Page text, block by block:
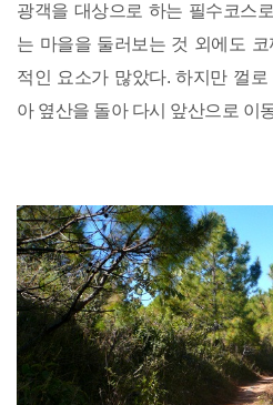
광객을 대상으로 하는 필수코스
는 마을을 둘러보는 것 외에도
적인 요소가 많았다. 하지만 껄
아 옆산을 돌아 다시 앞산으로 이